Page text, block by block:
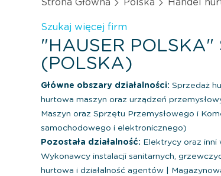
Strona Główna Polska Handel
Szukaj więcej firm
"HAUSER POLSKA"
(POLSKA)
Główne obszary działalności: Sprzedaż
hurtowa maszyn oraz urządzeń
Maszyn oraz Sprzętu Przemysłowego i
samochodowego i elektronicznego)
Pozostała działalność: Elektrycy oraz inni
Wykonawcy instalacji sanitarnych,
hurtowa i działalność agentów